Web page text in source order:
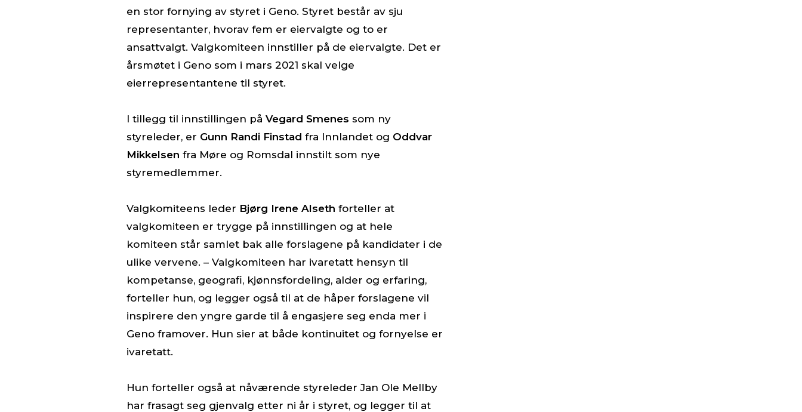
en stor fornying av styret i Geno. Styret består av sju
representanter, hvorav fem er eiervalgte og to er
ansattvalgt. Valgkomiteen innstiller på de eiervalgte. Det er
årsmøtet i Geno som i mars 2021 skal velge
eierrepresentantene til styret.
I tillegg til innstillingen på Vegard Smenes som ny
styreleder, er Gunn Randi Finstad fra Innlandet og Oddvar
Mikkelsen fra Møre og Romsdal innstilt som nye
styremedlemmer.
Valgkomiteens leder Bjørg Irene Alseth forteller at
valgkomiteen er trygge på innstillingen og at hele
komiteen står samlet bak alle forslagene på kandidater i de
ulike vervene. – Valgkomiteen har ivaretatt hensyn til
kompetanse, geografi, kjønnsfordeling, alder og erfaring,
forteller hun, og legger også til at de håper forslagene vil
inspirere den yngre garde til å engasjere seg enda mer i
Geno framover. Hun sier at både kontinuitet og fornyelse er
ivaretatt.
Hun forteller også at nåværende styreleder Jan Ole Mellby
har frasagt seg gjenvalg etter ni år i styret, og legger til at